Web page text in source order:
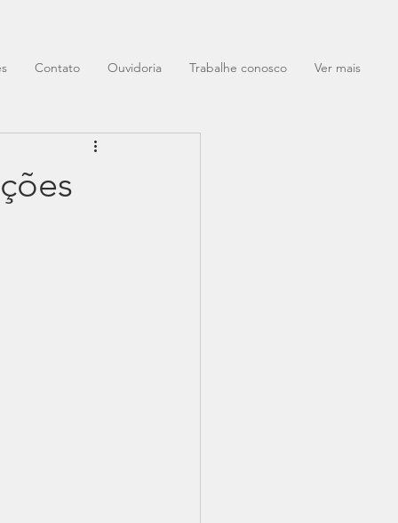
Contato Ouvidoria Trabalhe conosco Ver mais